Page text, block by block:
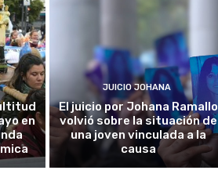
en
JUICIO JOHANA
El juicio por Johana Ramallo
volvió sobre la situación de
una joven vinculada a la
causa